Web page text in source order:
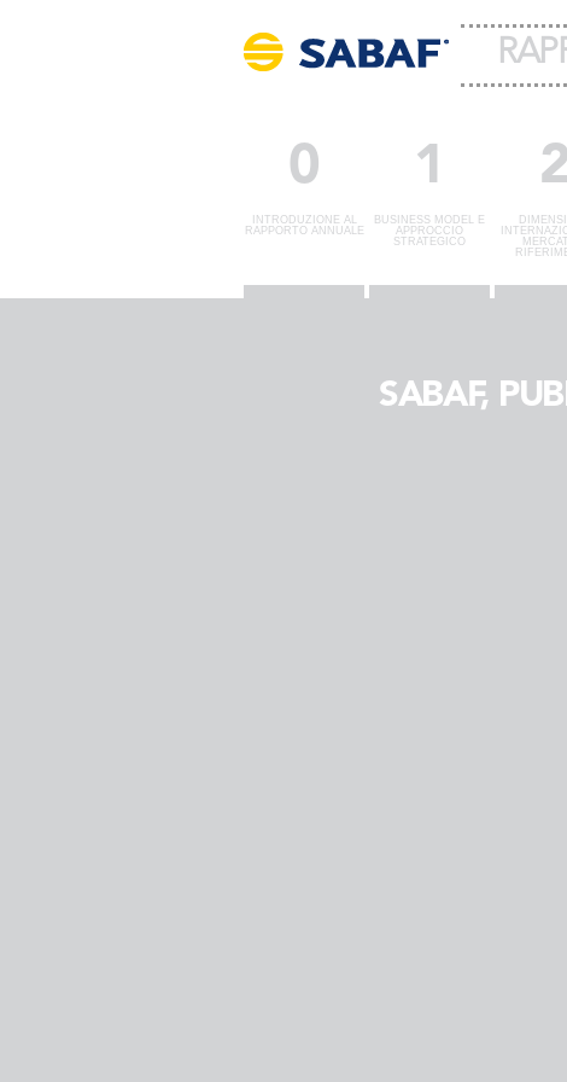
0
INTRODUZIONE AL
RAPPORTO ANNUALE
1
BUSINESS MODEL E
APPROCCIO
STRATEGICO
2
SABAF,